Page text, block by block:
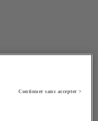
Continuer sans accepter >